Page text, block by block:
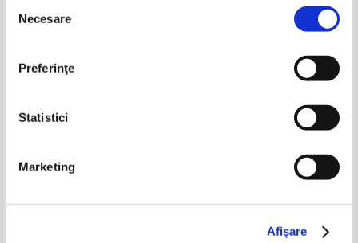
consimțământului
Necesare
Preferinţe
Statistici
Marketing
Afişare
Adaugă în coș Adaugă în coș